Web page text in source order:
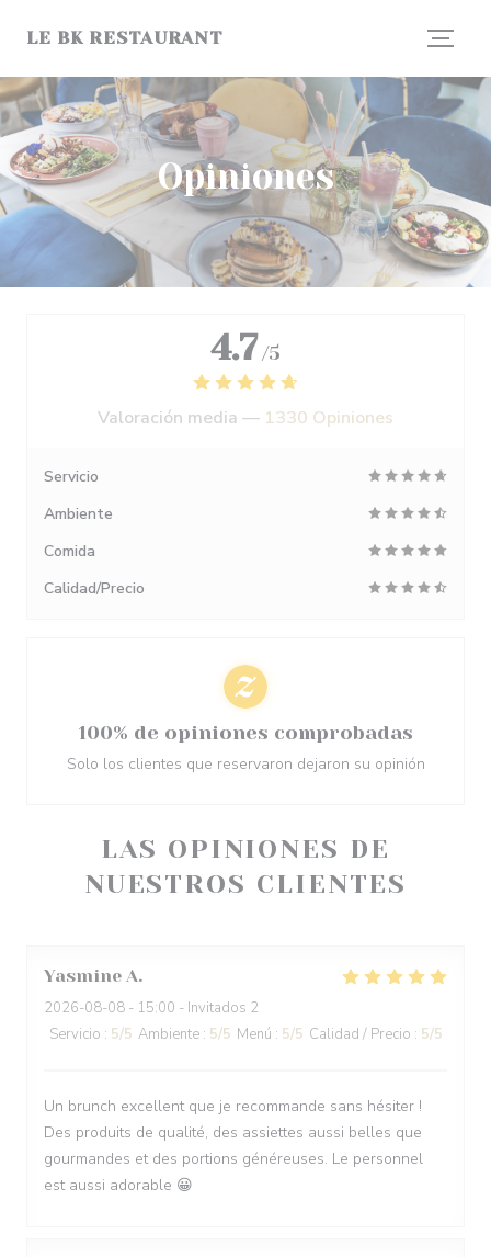
LE BK RESTAURANT
Opiniones
LAS OPINIONES DE
NUESTROS CLIENTES
Yasmine A
2026-08-08 - 15:00 - Invitados 2
Servicio : 5/5 Ambiente : 5/5 Menú : 5/5 Calidad / Precio : 5/5
Un brunch excellent que je recommande sans hésiter !
Des produits de qualité, des assiettes aussi belles que
gourmandes et des portions généreuses. Le personnel
est aussi adorable 😀
4.7 /5
Valoración media — 1330 Opiniones
Servicio
Ambiente
Comida
Calidad/Precio
100% de opiniones comprobadas
Solo los clientes que reservaron dejaron su opinión